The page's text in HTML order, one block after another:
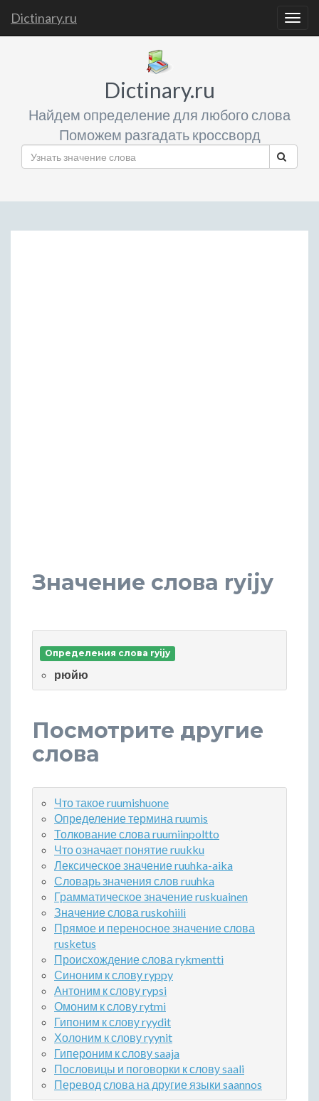
Dictinary.ru
Dictinary.ru
Найдем определение для любого слова
Поможем разгадать кроссворд
Значение слова ryijy
Определения слова ryijy
рюйю
Посмотрите другие
слова
Что такое ruumishuone
Определение термина ruumis
Толкование слова ruumiinpoltto
Что означает понятие ruukku
Лексическое значение ruuhka-aika
Словарь значения слов ruuhka
Грамматическое значение ruskuainen
Значение слова ruskohiili
Прямое и переносное значение слова
rusketus
Происхождение слова rykmentti
Синоним к слову ryppy
Антоним к слову rypsi
Омоним к слову rytmi
Гипоним к слову ryydit
Холоним к слову ryynit
Гипероним к слову saaja
Пословицы и поговорки к слову saali
Перевод слова на другие языки saannos